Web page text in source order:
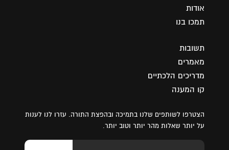
אודות
תמכו בנו
תשובות
מאמרים
מדריכים הלכתיים
קו המענה
הצטרפו לשותפים שלנו בתמיכה ובהפצת התורה. עזרו לנו לענות
על יותר שאלות מהר יותר וטוב יותר.